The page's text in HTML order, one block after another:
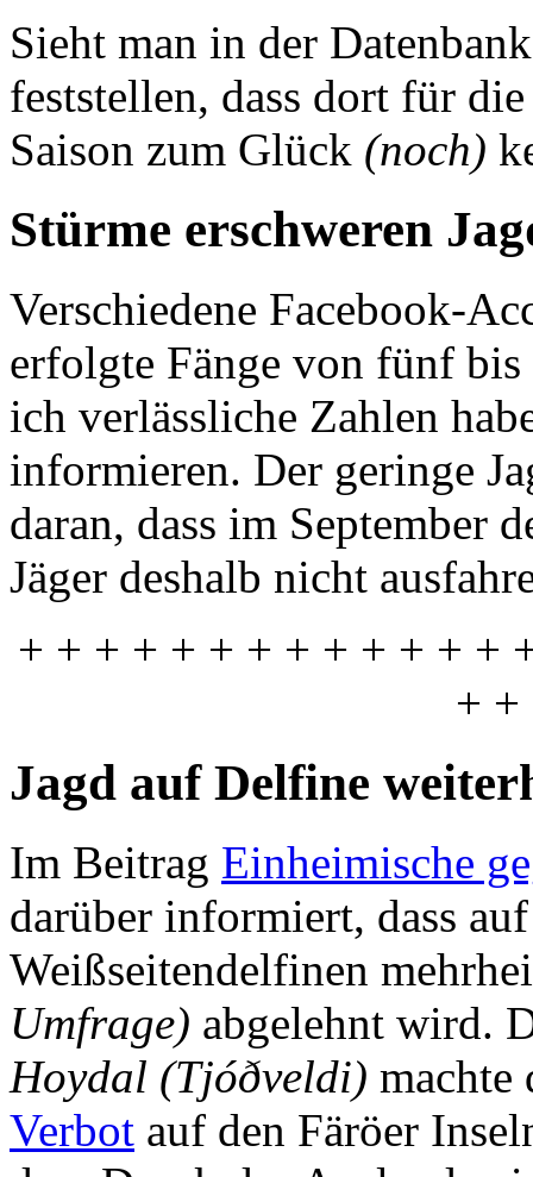
Sieht man in der
feststellen, dass dort für
Saison zum Glück (noch)
Stürme erschweren
Verschiedene Facebook-
erfolgte Fänge von fünf
ich verlässliche Zahlen
informieren. Der geringe
daran, dass im September
Jäger deshalb nicht
+ + + + + + + + + + + + +
+ +
Jagd auf Delfine
Im Beitrag Einheimische
darüber informiert, dass
Weißseitendelfinen
Umfrage) abgelehnt wird.
Hoydal (Tjóðveldi) machte
Verbot auf den Färöer